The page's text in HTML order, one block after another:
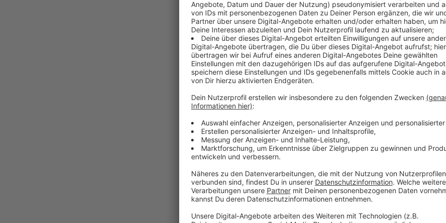
Veröffentlicht:Donnerstag, 12.09.2024 00:00
Anzeige
Comedy
Atze Schröders Kaltstart 24:
Anzeige
Der Sommer hat dieses Jahr lange auf sich warten
heißer, Schröder! Schon zum Jahresanfang hat
jetzt will er uns gut gelaunt bis in den Herbst
"Lass' mich mal machen." Also volle Kraft voraus